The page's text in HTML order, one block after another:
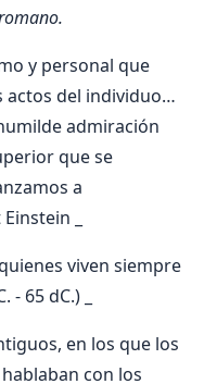
y personal que
actos del individuo…
admiración
que se
a
_
viven siempre
65 dC.) _
en los que los
con los